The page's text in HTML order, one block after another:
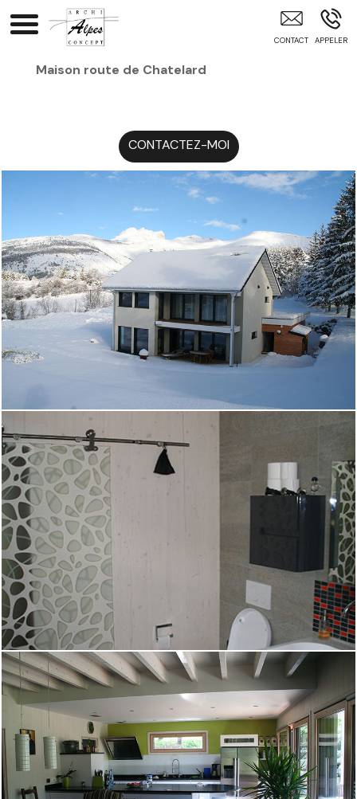
Architecte Intérieur Gap Briançon Hautes-ALpes Hautes-
Alpes (05) Alpes-Maritimes (06) Vaucluse (84) Alpes-De-
Maison route de Chatelard
CONTACTEZ-MOI